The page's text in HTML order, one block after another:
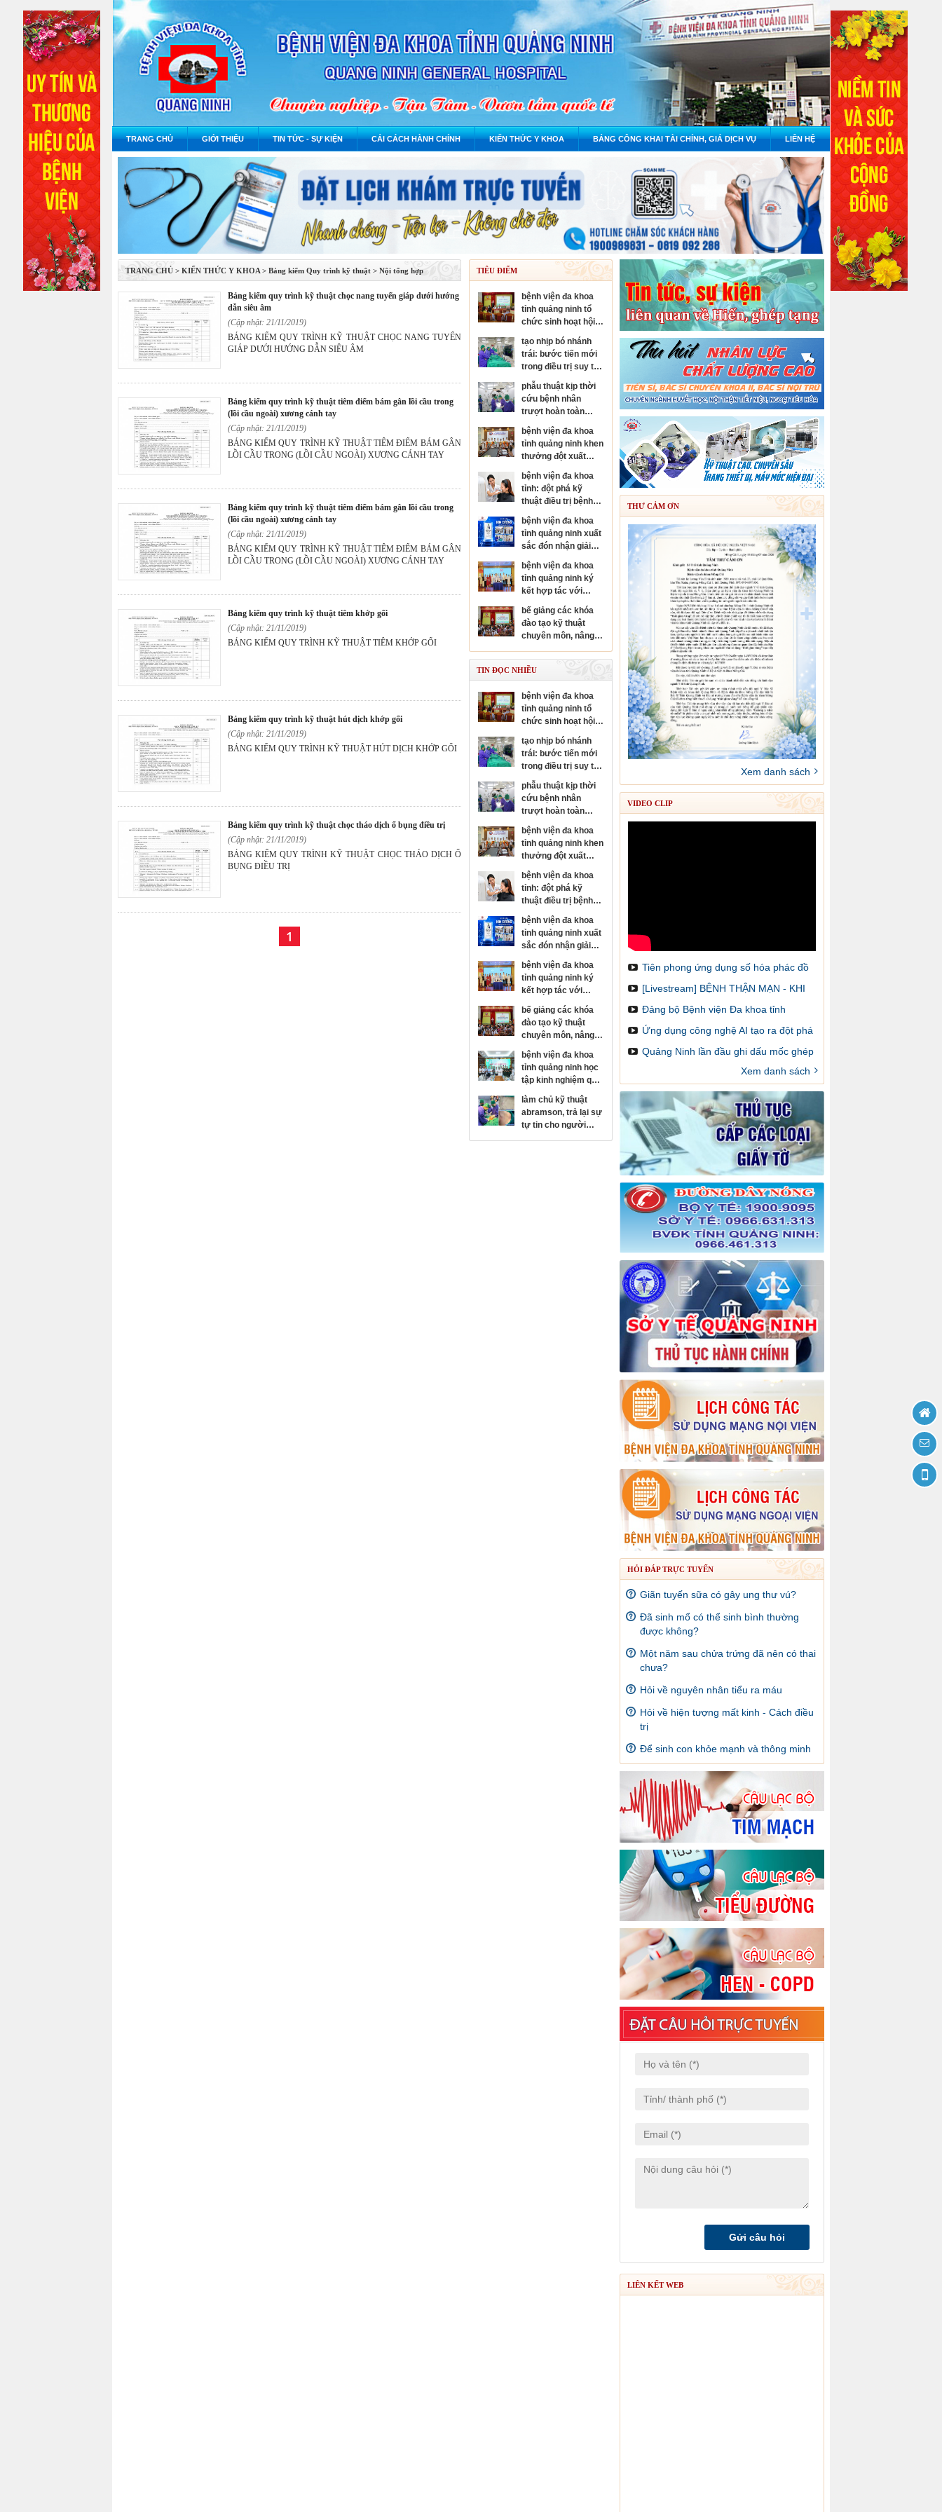
TRANG CHỦ GIỚI THIỆU TIN TỨC - SỰ KIỆN CẢI CÁCH HÀNH CHÍNH KIẾN THỨC Y KHOA BẢNG CÔNG KHAI TÀI CHÍNH, GIÁ DỊCH VỤ LIÊN HỆ
TRANG CHỦ > KIẾN THỨC Y KHOA > Bảng kiểm Quy trình kỹ thuật > Nội tổng hợp
bảng kiểm quy trình kỹ thuật chọc nang tuyến giáp dưới hướng
dẫn siêu âm
(Cập nhật: 21/11/2019)
BẢNG KIỂM QUY TRÌNH KỸ THUẬT CHỌC NANG TUYẾN
GIÁP DƯỚI HƯỚNG DẪN SIÊU ÂM
bảng kiểm quy trình kỹ thuật tiêm điểm bám gân lồi cầu trong
(lồi cầu ngoài) xương cánh tay
(Cập nhật: 21/11/2019)
BẢNG KIỂM QUY TRÌNH KỸ THUẬT TIÊM ĐIỂM BÁM GÂN
LỒI CẦU TRONG (LỒI CẦU NGOÀI) XƯƠNG CÁNH TAY
bảng kiểm quy trình kỹ thuật tiêm điểm bám gân lồi cầu trong
(lồi cầu ngoài) xương cánh tay
(Cập nhật: 21/11/2019)
BẢNG KIỂM QUY TRÌNH KỸ THUẬT TIÊM ĐIỂM BÁM GÂN
LỒI CẦU TRONG (LỒI CẦU NGOÀI) XƯƠNG CÁNH TAY
bảng kiểm quy trình kỹ thuật tiêm khớp gối
(Cập nhật: 21/11/2019)
BẢNG KIỂM QUY TRÌNH KỸ THUẬT TIÊM KHỚP GỐI
bảng kiểm quy trình kỹ thuật hút dịch khớp gối
(Cập nhật: 21/11/2019)
BẢNG KIỂM QUY TRÌNH KỸ THUẬT HÚT DỊCH KHỚP GỐI
bảng kiểm quy trình kỹ thuật chọc tháo dịch ổ bụng điều trị
(Cập nhật: 21/11/2019)
BẢNG KIỂM QUY TRÌNH KỸ THUẬT CHỌC THÁO DỊCH Ổ
BỤNG ĐIỀU TRỊ
1
TIÊU ĐIỂM
bệnh viện đa khoa
tỉnh quảng ninh tổ
chức sinh hoạt hội
đồng người bệnh
cấp bệnh viện
tạo nhịp bó nhánh
trái: bước tiến mới
trong điều trị suy tim
và rối loạn nhịp tim
phẫu thuật kịp thời
cứu bệnh nhân
trượt hoàn toàn
thân đốt sống, sốc
tủy nặng
bệnh viện đa khoa
tỉnh quảng ninh khen
thưởng đột xuất
đơn nguyên đột quỵ
đạt danh hiệu kim
cương của hội đột
quỵ thế giới
bệnh viện đa khoa
tỉnh: đột phá kỹ
thuật điều trị bệnh
da liễu
bệnh viện đa khoa
tỉnh quảng ninh xuất
sắc đón nhận giải
thưởng kim cương
của hội đột quỵ thế
giới
bệnh viện đa khoa
tỉnh quảng ninh ký
kết hợp tác với
bệnh viện mắt trung
ương, phát triển
chuyên sâu chuyên
ngành nhãn khoa
bế giảng các khóa
đào tạo kỹ thuật
chuyên môn, nâng
sở
TIN ĐỌC NHIỀU
bệnh viện đa khoa
tỉnh quảng ninh tổ
chức sinh hoạt hội
đồng người bệnh
cấp bệnh viện
tạo nhịp bó nhánh
trái: bước tiến mới
trong điều trị suy tim
và rối loạn nhịp tim
phẫu thuật kịp thời
cứu bệnh nhân
trượt hoàn toàn
thân đốt sống, sốc
tủy nặng
bệnh viện đa khoa
tỉnh quảng ninh khen
thưởng đột xuất
đơn nguyên đột quỵ
đạt danh hiệu kim
cương của hội đột
quỵ thế giới
bệnh viện đa khoa
tỉnh: đột phá kỹ
thuật điều trị bệnh
da liễu
bệnh viện đa khoa
tỉnh quảng ninh xuất
sắc đón nhận giải
thưởng kim cương
của hội đột quỵ thế
giới
bệnh viện đa khoa
tỉnh quảng ninh ký
kết hợp tác với
bệnh viện mắt trung
ương, phát triển
chuyên sâu chuyên
ngành nhãn khoa
bế giảng các khóa
đào tạo kỹ thuật
chuyên môn, nâng
cao năng lực y tế cơ
sở
bệnh viện đa khoa
tỉnh quảng ninh học
tập kinh nghiệm quy
hoạch, xây dựng
bệnh viện hiện đại
tại bệnh viện trung
ương quân đội 108
làm chủ kỹ thuật
abramson, trả lại sự
tự tin cho người
THƯ CẢM ƠN
Xem danh sách
VIDEO CLIP
Tiên phong ứng dụng số hóa phác đồ
điều trị và cảnh báo dược lâm sàng
[Livestream] BỆNH THẬN MẠN - KHI
NÀO CẦN GHÉP THẬN VÀ LÀM SAO
Đảng bộ Bệnh viện Đa khoa tỉnh
Quảng Ninh: Một nhiệm kỳ đổi mới,
Ứng dụng công nghệ AI tạo ra đột phá
trong chẩn đoán hình ảnh y khoa
Quảng Ninh lần đầu ghi dấu mốc ghép
thận trên bản đồ ghép tạng Việt Nam
Xem danh sách
HỎI ĐÁP TRỰC TUYẾN
Giãn tuyến sữa có gây ung thư vú?
Đã sinh mổ có thể sinh bình thường
được không?
Một năm sau chửa trứng đã nên có thai
chưa?
Hỏi về nguyên nhân tiểu ra máu
Hỏi về hiện tượng mất kinh - Cách điều
trị
Để sinh con khỏe mạnh và thông minh
LIÊN KẾT WEB